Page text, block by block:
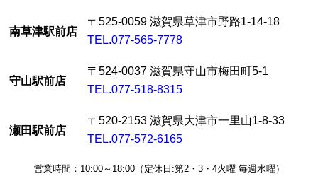
南草津駅前店
〒525-0059 滋賀県草津市野路1-14-18
TEL.077-565-7778
守山駅前店
〒524-0037 滋賀県守山市梅田町5-1
TEL.077-518-8315
瀬田駅前店
〒520-2153 滋賀県大津市一里山1-8-33
TEL.077-572-6165
営業時間：10:00～18:00（定休日:第2・3・4火曜 毎週水曜）